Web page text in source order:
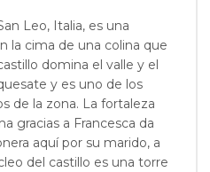
Leo, Italia, es una
la cima de una colina que
domina el valle y el
y es uno de los
de la zona. La fortaleza
gracias a Francesca da
aquí por su marido, a
del castillo es una torre